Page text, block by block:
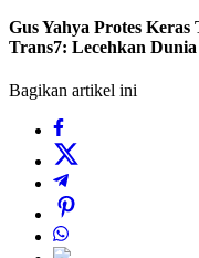
Gus Yahya Protes Keras
Trans7: Lecehkan Dunia
Bagikan artikel ini